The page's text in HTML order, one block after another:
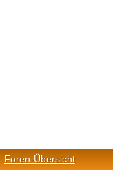
Foren-Übersicht